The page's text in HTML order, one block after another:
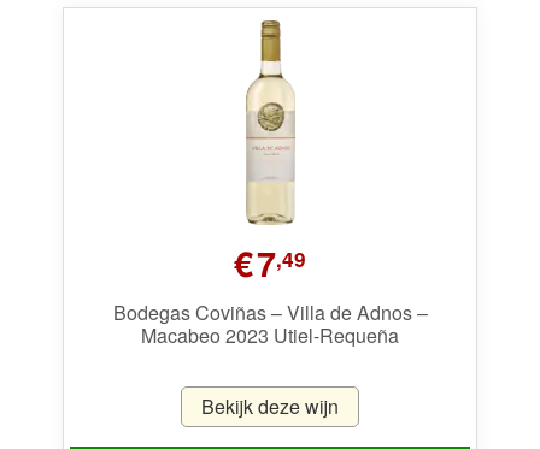
€7,49
Bodegas Coviñas – Villa de Adnos –
Macabeo 2023 Utiel-Requeña
Bekijk deze wijn